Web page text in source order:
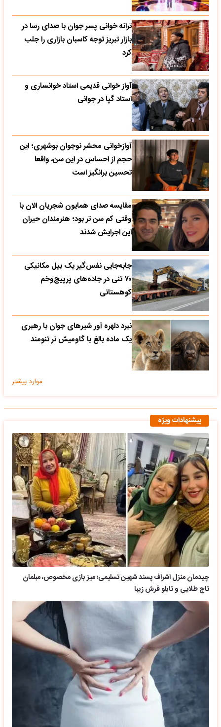
ترانه خوانی پسر جوان با صدای رسا در
بازار تبریز توجه کاسبان بازاری را جلب
کرد
آواز خوانی قدیمی استاد خوانساری و
استاد گپا در جوانی
آوازخوانی محشر نوجوان بوشهری؛ این
حجم از احساس در این سن، واقعا
تحسین‌ برانگیز است
مقایسه صدای همایون شجریان الان با
وقتی کم سن تر بود؛ هنرمندان حیران
این اجرایش شدند
جابه‌جایی نفس‌گیر یک بیل مکانیکی
۷۰ تنی در جاده‌های پرپیچ‌وخم
کوهستانی
نبرد دلهره آور شیرهای جوان با رهبری
یک ماده بالغ با گاومیش نر تنومند
موارد بیشتر
پیشنهادات ویژه
چیدمان منزل اشراف پسند شهین تسلیمی؛ میز بازی مخصوص، مبلمان
تاج طلایی و تابلو فرش زیبا